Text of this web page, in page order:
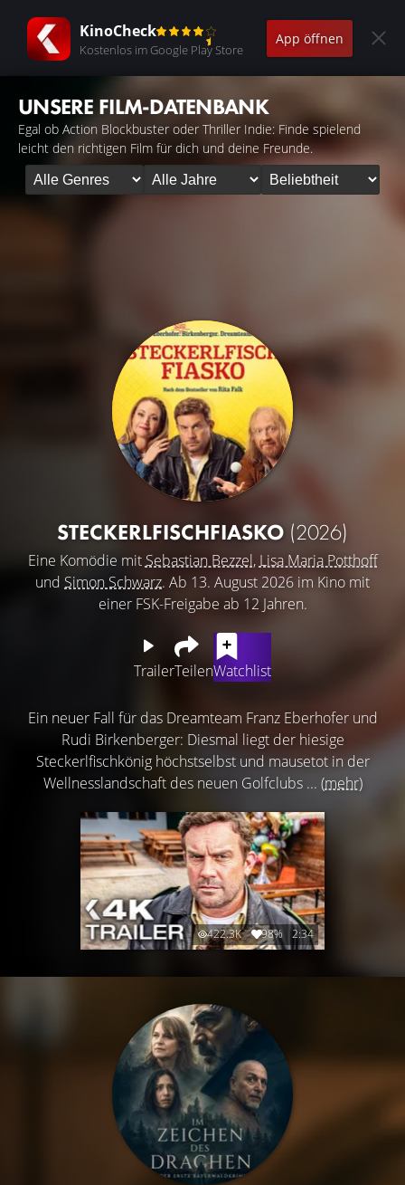
KinoCheck
Kostenlos im Google Play Store
App öffnen
UNSERE FILM-DATENBANK
Egal ob Action Blockbuster oder Thriller Indie: Finde spielend
leicht den richtigen Film für dich und deine Freunde.
STECKERLFISCHFIASKO (2026)
Eine Komödie mit Sebastian Bezzel, Lisa Maria Potthoff
und Simon Schwarz. Ab 13. August 2026 im Kino mit
einer FSK-Freigabe ab 12 Jahren.
TrailerTeilenWatchlist
Ein neuer Fall für das Dreamteam Franz Eberhofer und
Rudi Birkenberger: Diesmal liegt der hiesige
Steckerlfischkönig höchstselbst und mausetot in der
Wellnesslandschaft des neuen Golfclubs ... (mehr)
422.3K 98% 2:34